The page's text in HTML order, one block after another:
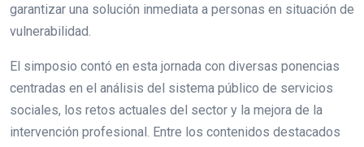
garantizar una solución inmediata a personas en situación de
vulnerabilidad.
El simposio contó en esta jornada con diversas ponencias
centradas en el análisis del sistema público de servicios
sociales, los retos actuales del sector y la mejora de la
intervención profesional. Entre los contenidos destacados